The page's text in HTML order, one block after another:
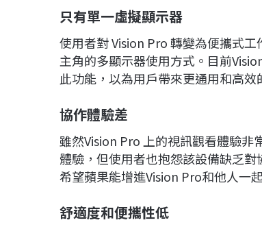
只有單一虛擬顯示器
使用者對 Vision Pro 轉變為便攜式
主角的多顯示器使用方式。目前
此功能，以為用戶帶來更通用和高效
協作體驗差
雖然Vision Pro 上的視訊觀看體驗非
體驗，但使用者也抱怨該設備缺乏
希望蘋果能增進Vision Pro和他人一
舒適度和便攜性低